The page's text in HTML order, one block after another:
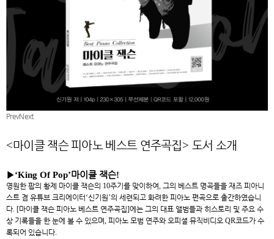
PrevNext
<마이클 잭슨 피아노 베스트 연주곡집> 도서 소개
▶‘King Of Pop’마이클 잭슨!
영원한 팝의 황제 마이클 잭슨의 10주기를 맞이하여, 그의 베스트 명곡들을 재즈 피아니
스트 겸 유튜브 크리에이터 ‘신기원 ’의 세련되고 화려한 피아노 편곡으로 출간하였습니
다. [마이클 잭슨 피아노 베스트 연주곡집]에는 그의 대표 앨범들과 히스토리 및 주요 수
상 기록들을 한 눈에 볼 수 있으며, 피아노 모범 연주와 오피셜 뮤직비디오 QR코드가 수
록되어 있습니다.